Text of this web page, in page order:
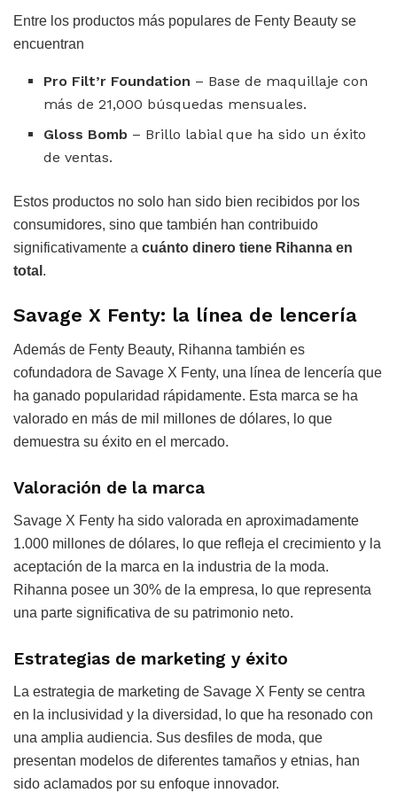
Entre los productos más populares de Fenty Beauty se
encuentran
Pro Filt’r Foundation – Base de maquillaje con
más de 21,000 búsquedas mensuales.
Gloss Bomb – Brillo labial que ha sido un éxito
de ventas.
Estos productos no solo han sido bien recibidos por los
consumidores, sino que también han contribuido
significativamente a cuánto dinero tiene Rihanna en
total .
Savage X Fenty: la línea de lencería
Además de Fenty Beauty, Rihanna también es
cofundadora de Savage X Fenty, una línea de lencería que
ha ganado popularidad rápidamente. Esta marca se ha
valorado en más de mil millones de dólares, lo que
demuestra su éxito en el mercado.
Valoración de la marca
Savage X Fenty ha sido valorada en aproximadamente
1.000 millones de dólares, lo que refleja el crecimiento y la
aceptación de la marca en la industria de la moda.
Rihanna posee un 30% de la empresa, lo que representa
una parte significativa de su patrimonio neto.
Estrategias de marketing y éxito
La estrategia de marketing de Savage X Fenty se centra
en la inclusividad y la diversidad, lo que ha resonado con
una amplia audiencia. Sus desfiles de moda, que
presentan modelos de diferentes tamaños y etnias, han
sido aclamados por su enfoque innovador.